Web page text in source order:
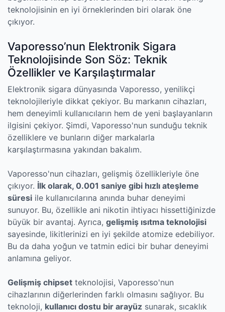
teknolojisinin en iyi örneklerinden biri olarak öne
çıkıyor.
Vaporesso’nun Elektronik Sigara
Teknolojisinde Son Söz: Teknik
Özellikler ve Karşılaştırmalar
Elektronik sigara dünyasında Vaporesso, yenilikçi
teknolojileriyle dikkat çekiyor. Bu markanın cihazları,
hem deneyimli kullanıcıların hem de yeni başlayanların
ilgisini çekiyor. Şimdi, Vaporesso'nun sunduğu teknik
özelliklere ve bunların diğer markalarla
karşılaştırmasına yakından bakalım.
Vaporesso'nun cihazları, gelişmiş özellikleriyle öne
çıkıyor. İlk olarak, 0.001 saniye gibi hızlı ateşleme
süresi ile kullanıcılarına anında buhar deneyimi
sunuyor. Bu, özellikle ani nikotin ihtiyacı hissettiğinizde
büyük bir avantaj. Ayrıca, gelişmiş ısıtma teknolojisi
sayesinde, likitlerinizi en iyi şekilde atomize edebiliyor.
Bu da daha yoğun ve tatmin edici bir buhar deneyimi
anlamına geliyor.
Gelişmiş chipset teknolojisi, Vaporesso'nun
cihazlarının diğerlerinden farklı olmasını sağlıyor. Bu
teknoloji, kullanıcı dostu bir arayüz sunarak, sıcaklık